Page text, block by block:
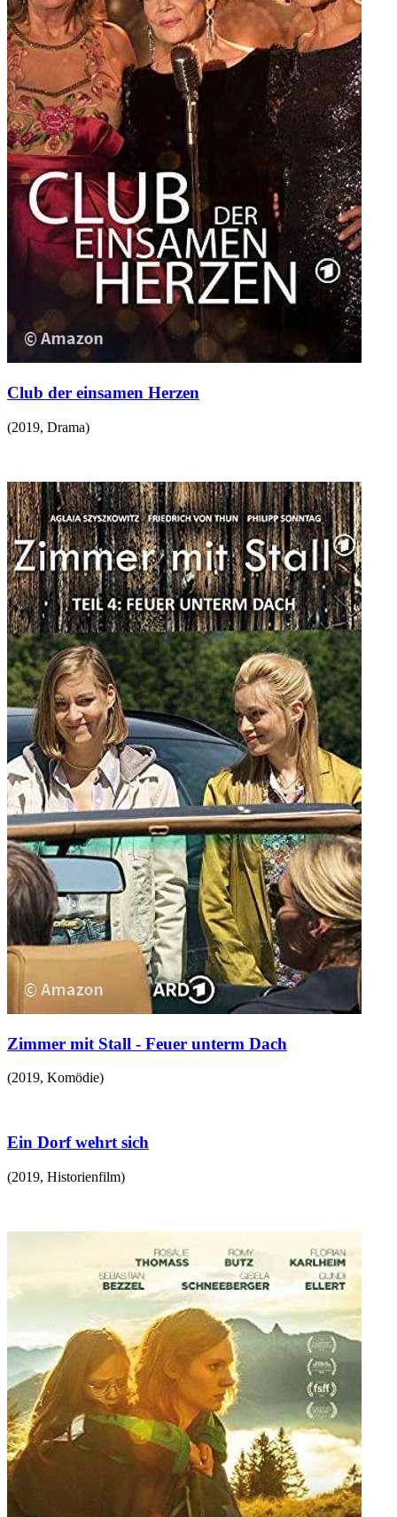
Club der einsamen Herzen
(2019, Drama)
Zimmer mit Stall - Feuer unterm Dach
(2019, Komödie)
Ein Dorf wehrt sich
(2019, Historienfilm)